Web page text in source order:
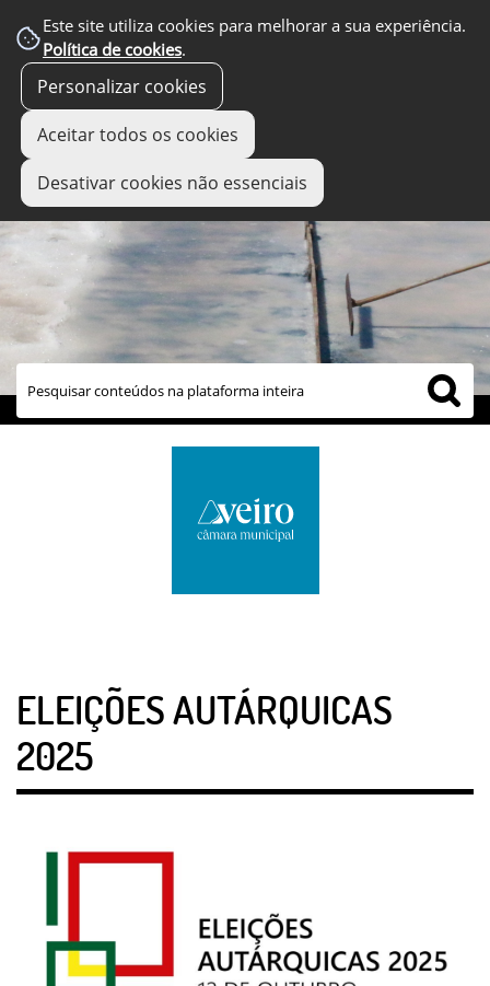
Este site utiliza cookies para melhorar a sua experiência.
Política de cookies.
Personalizar cookies
Aceitar todos os cookies
Desativar cookies não essenciais
links úteis
ELEIÇÕES AUTÁRQUICAS
2025